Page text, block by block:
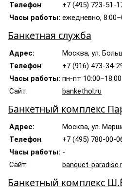
Телефон:
+7 (495) 723-51-
Часы работы: ежедневно,
Банкетная служба
Адрес:
Москва, ул.
Телефон:
+7 (916) 473-34-
Часы работы: пн-пт 10:00–18:00
Сайт:
bankethol.ru
Банкетный комплекс
Адрес:
Москва, ул.
Телефон:
+7 (495) 780-00-
Часы работы: -
Сайт:
banquet-
Банкетный комплекс